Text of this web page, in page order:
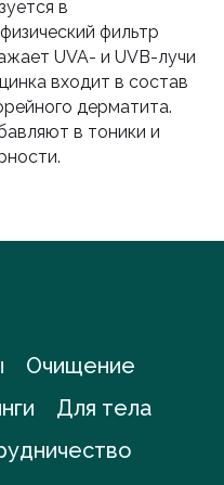
в
фильтр
UVA- и UVB-лучи
входит в состав
дерматита.
в тоники и
Очищение
Для тела